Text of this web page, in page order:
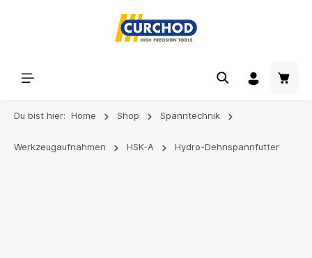
Du bist hier: Home Shop Spanntechnik
Werkzeugaufnahmen HSK-A Hydro-Dehnspannfutter